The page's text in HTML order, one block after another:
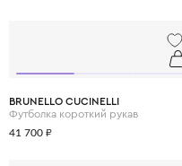
BRUNELLO CUCINELLI
Футболка короткий рукав
41 700 ₽